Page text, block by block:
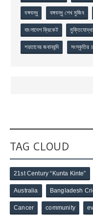
বঙ্গবন্ধু বঙ্গবন্ধু শেখ মুজিব
বাংলাদেশ ক্রিকেট মুক্তিযোদ্ধা
শয়তানের জবানবন্দি সংস্কৃতির
TAG CLOUD
21st Century “Kunta Kinte”
Australia Bangladesh
Cancer community